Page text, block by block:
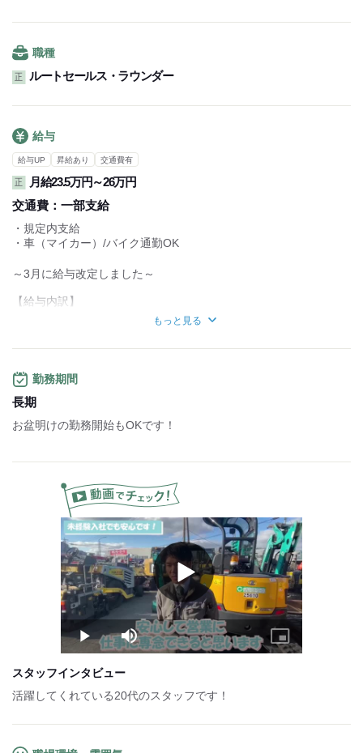
■GW/夏季/冬期休暇あり
■育休・産休制度も充実
職種
正 ルートセールス・ラウンダー
給与
給与UP 昇給あり 交通費有
正
月給23.5万円～26万円
交通費： 一部支給
・規定内支給
・車（マイカー）/バイク通勤OK
～3月に給与改定しました～
【給与内訳】
※月平均残業時間25hで計算しています
…1分単位で支給します。
下記手当を別途支給します。
□子ども手当
┗高校まで1人5,000円、短大専門10,000円、
大学15,000円
【試用期間について】
■期間：2か月～6カ月
■本採用後と同条件
…試用期間終了後、
基本給（197,400円）は見直しをします。
※197,400円を下回ることはありません！
試用期間：なし
もっと見る
勤務期間
長期
お盆明けの勤務開始もOKです！
Play
Video
Play Mute
Picture-
in-
スタッフインタビュー
活躍してくれている20代のスタッフです！